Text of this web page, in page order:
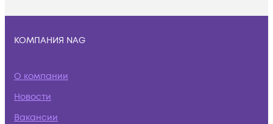
КОМПАНИЯ NAG
О компании
Новости
Вакансии